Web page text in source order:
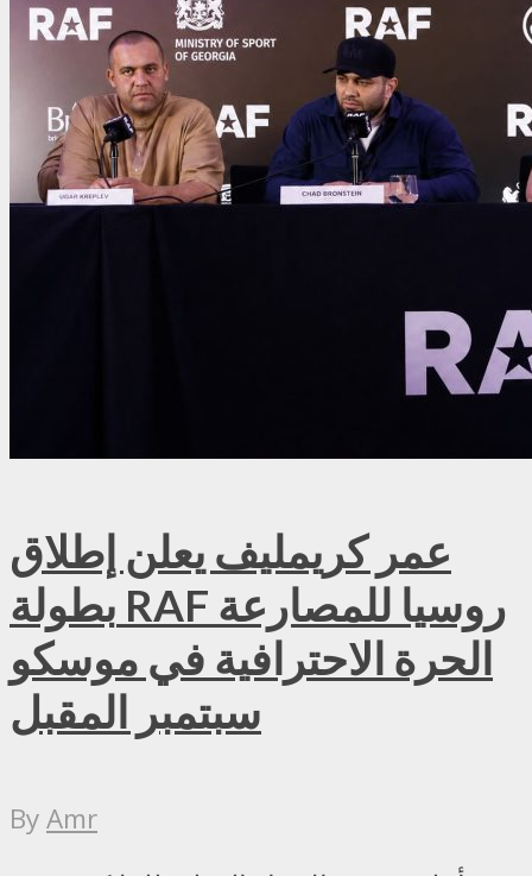
عمر كريمليف يعلن إطلاق
بطولة RAF روسيا للمصارعة
الحرة الاحترافية في موسكو
سبتمبر المقبل
ByAmr